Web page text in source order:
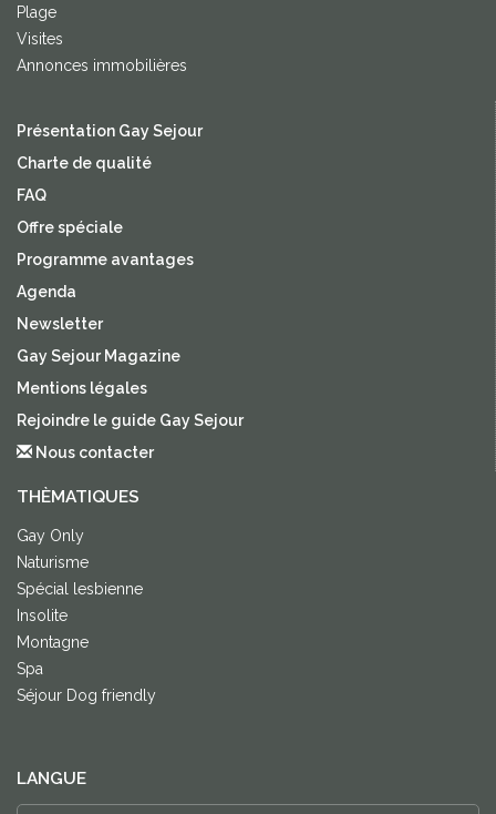
Plage
Visites
Annonces immobilières
Présentation Gay Sejour
Charte de qualité
FAQ
Offre spéciale
Programme avantages
Agenda
Newsletter
Gay Sejour Magazine
Mentions légales
Rejoindre le guide Gay Sejour
Nous contacter
THÈMATIQUES
Gay Only
Naturisme
Spécial lesbienne
Insolite
Montagne
Spa
Séjour Dog friendly
LANGUE